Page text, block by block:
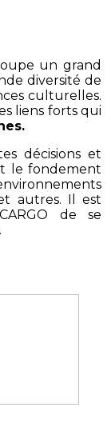
un grand
diversité de
culturelles.
liens forts qui
décisions et
le fondement
autres. Il est
de se